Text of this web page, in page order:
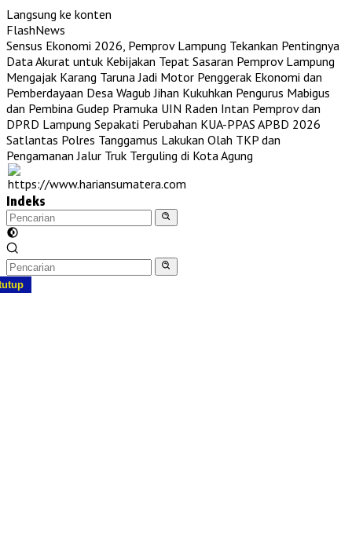
Langsung ke konten
FlashNews
Sensus Ekonomi 2026, Pemprov Lampung Tekankan Pentingnya
Data Akurat untuk Kebijakan Tepat Sasaran Pemprov Lampung
Mengajak Karang Taruna Jadi Motor Penggerak Ekonomi dan
Pemberdayaan Desa Wagub Jihan Kukuhkan Pengurus Mabigus
dan Pembina Gudep Pramuka UIN Raden Intan Pemprov dan
DPRD Lampung Sepakati Perubahan KUA-PPAS APBD 2026
Satlantas Polres Tanggamus Lakukan Olah TKP dan
Pengamanan Jalur Truk Terguling di Kota Agung
Indeks